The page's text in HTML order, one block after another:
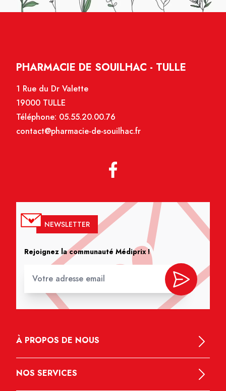
PHARMACIE DE SOUILHAC - TULLE
1 Rue du Dr Valette
19000 TULLE
Téléphone: 05.55.20.00.76
contact@pharmacie-de-souilhac.fr
NEWSLETTER
Rejoignez la communauté Médiprix !
À PROPOS DE NOUS
NOS SERVICES